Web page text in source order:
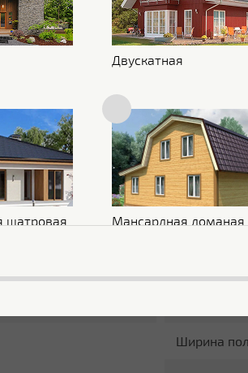
Россия
10 лет
Текстура
Блеск
Основа
Обратная
Стойкость
Ширина
Двускатная
шатровая Мансардная ломаная